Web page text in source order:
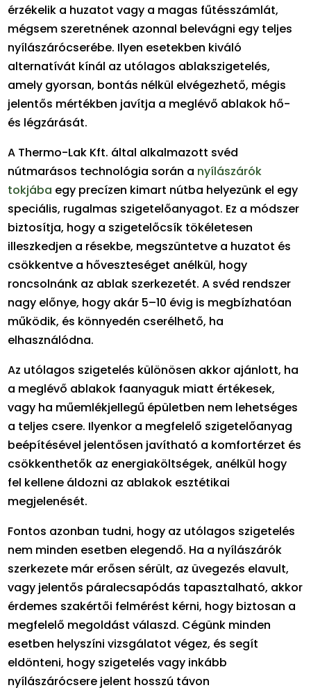
érzékelik a huzatot vagy a magas fűtésszámlát,
mégsem szeretnének azonnal belevágni egy teljes
nyílászárócserébe. Ilyen esetekben kiváló
alternatívát kínál az utólagos ablakszigetelés,
amely gyorsan, bontás nélkül elvégezhető, mégis
jelentős mértékben javítja a meglévő ablakok hő-
és légzárását.
A Thermo-Lak Kft. által alkalmazott svéd
nútmarásos technológia során a nyílászárók
tokjába egy precízen kimart nútba helyezünk el egy
speciális, rugalmas szigetelőanyagot. Ez a módszer
biztosítja, hogy a szigetelőcsík tökéletesen
illeszkedjen a résekbe, megszüntetve a huzatot és
csökkentve a hőveszteséget anélkül, hogy
roncsolnánk az ablak szerkezetét. A svéd rendszer
nagy előnye, hogy akár 5–10 évig is megbízhatóan
működik, és könnyedén cserélhető, ha
elhasználódna.
Az utólagos szigetelés különösen akkor ajánlott, ha
a meglévő ablakok faanyaguk miatt értékesek,
vagy ha műemlékjellegű épületben nem lehetséges
a teljes csere. Ilyenkor a megfelelő szigetelőanyag
beépítésével jelentősen javítható a komfortérzet és
csökkenthetők az energiaköltségek, anélkül hogy
fel kellene áldozni az ablakok esztétikai
megjelenését.
Fontos azonban tudni, hogy az utólagos szigetelés
nem minden esetben elegendő. Ha a nyílászárók
szerkezete már erősen sérült, az üvegezés elavult,
vagy jelentős páralecsapódás tapasztalható, akkor
érdemes szakértői felmérést kérni, hogy biztosan a
megfelelő megoldást válaszd. Cégünk minden
esetben helyszíni vizsgálatot végez, és segít
eldönteni, hogy szigetelés vagy inkább
nyílászárócsere jelent hosszú távon